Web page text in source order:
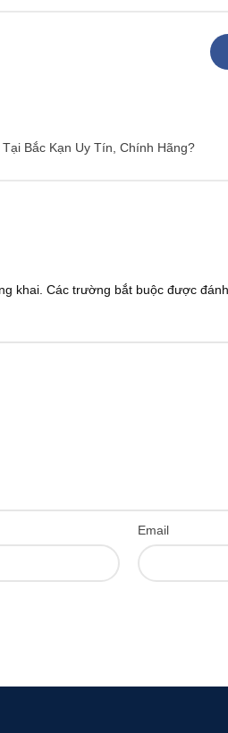
Bắc Kạn Uy Tín, Chính Hãng?
khai. Các trường bắt buộc được
Email